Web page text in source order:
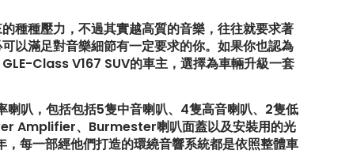
種種壓力，不過其實越高質的音樂，往往就要求著
以滿足對音樂細節有一定要求的你。如果你也認為
Class V167 SUV的車主，選擇為車輛升級一套
叭，包括包括5隻中音喇叭、4隻高音喇叭、2隻低
Amplifier、Burmester喇叭面蓋以及安裝用的光
每一部經他們打造的環繞音響系統都是依照整體車